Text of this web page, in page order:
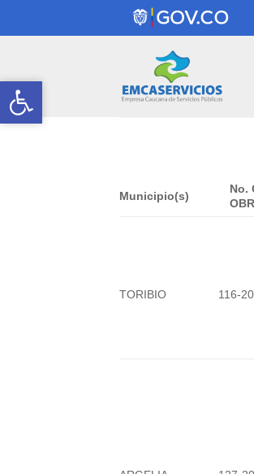
Municipio(s)
No.
TORIBIO 116-
Open toolbar
Open toolbar